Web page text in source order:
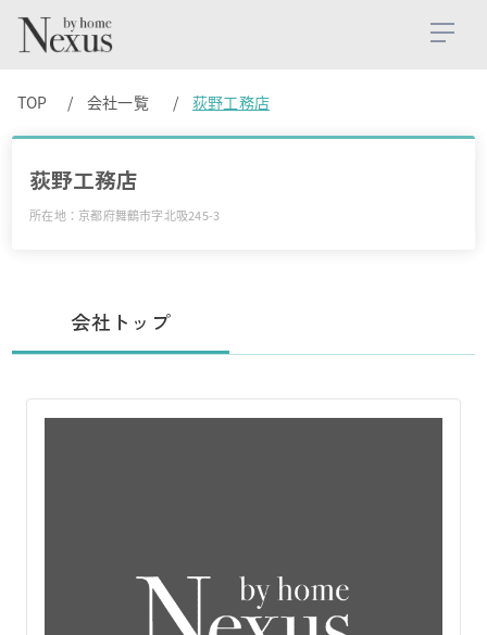
TOP 会社一覧 荻野工務店
荻野工務店
所在地：京都府舞鶴市字北吸245-3
会社トップ